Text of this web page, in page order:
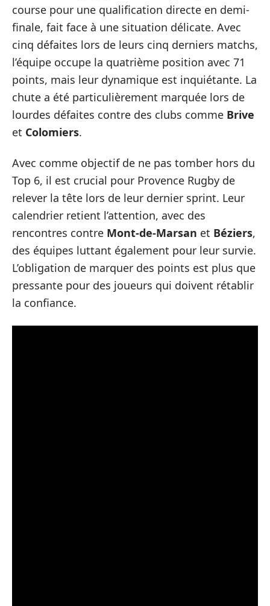
course pour une qualification directe en demi-
finale, fait face à une situation délicate. Avec
cinq défaites lors de leurs cinq derniers matchs,
l’équipe occupe la quatrième position avec 71
points, mais leur dynamique est inquiétante. La
chute a été particulièrement marquée lors de
lourdes défaites contre des clubs comme Brive
et Colomiers.
Avec comme objectif de ne pas tomber hors du
Top 6, il est crucial pour Provence Rugby de
relever la tête lors de leur dernier sprint. Leur
calendrier retient l’attention, avec des
rencontres contre Mont-de-Marsan et Béziers,
des équipes luttant également pour leur survie.
L’obligation de marquer des points est plus que
pressante pour des joueurs qui doivent rétablir
la confiance.